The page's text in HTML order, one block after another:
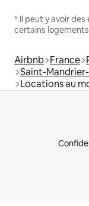
* Il peut y avoir
certains
Airbnb France
Saint-
Locations au